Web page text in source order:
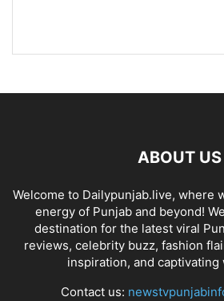
ABOUT US
Welcome to Dailypunjab.live, where
energy of Punjab and beyond!
destination for the latest viral
reviews, celebrity buzz, fashion
inspiration, and captivating
Contact us: